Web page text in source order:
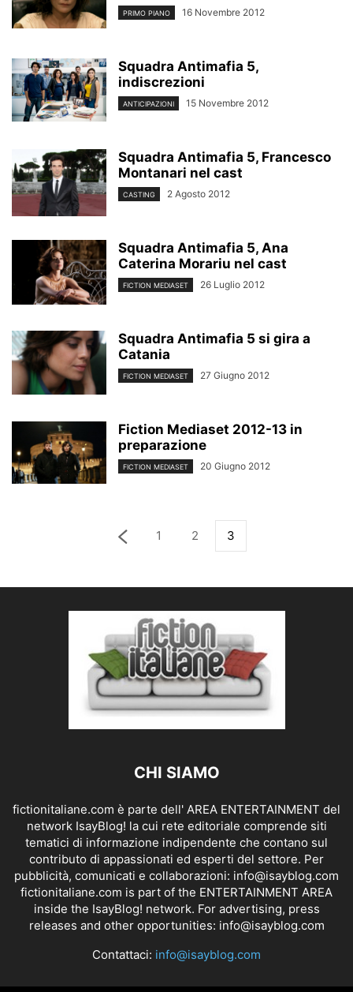
PRIMO PIANO 16 Novembre 2012
Squadra Antimafia 5,
indiscrezioni
ANTICIPAZIONI 15 Novembre 2012
Squadra Antimafia 5, Francesco
Montanari nel cast
CASTING 2 Agosto 2012
Squadra Antimafia 5, Ana
Caterina Morariu nel cast
FICTION MEDIASET 26 Luglio 2012
Squadra Antimafia 5 si gira a
Catania
FICTION MEDIASET 27 Giugno 2012
Fiction Mediaset 2012-13 in
preparazione
FICTION MEDIASET 20 Giugno 2012
1 2 3
CHI SIAMO
fictionitaliane.com è parte dell' AREA ENTERTAINMENT del
network IsayBlog! la cui rete editoriale comprende siti
tematici di informazione indipendente che contano sul
contributo di appassionati ed esperti del settore. Per
pubblicità, comunicati e collaborazioni: info@isayblog.com
fictionitaliane.com is part of the ENTERTAINMENT AREA
inside the IsayBlog! network. For advertising, press
releases and other opportunities: info@isayblog.com
Contattaci: info@isayblog.com